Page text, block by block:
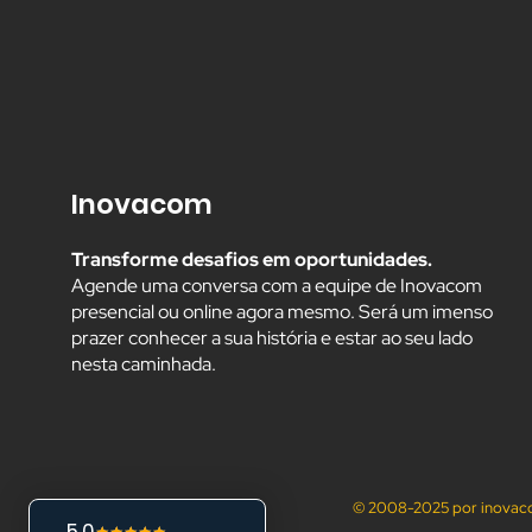
Inovacom
Transforme desafios em oportunidades.
Agende uma conversa com a equipe de Inovacom
presencial ou online agora mesmo. Será um imenso
prazer conhecer a sua história e estar ao seu lado
nesta caminhada.
© 2008-2025 por